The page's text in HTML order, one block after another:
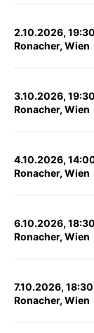
2.10.2026, 19:30
Ronacher, Wien
3.10.2026, 19:30
Ronacher, Wien
4.10.2026,
Ronacher, Wien
6.10.2026, 18:30
Ronacher, Wien
7.10.2026, 18:30
Ronacher, Wien